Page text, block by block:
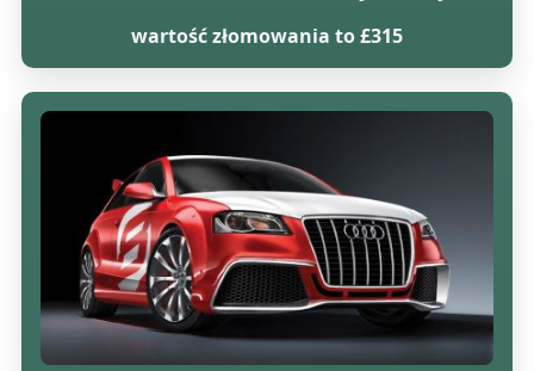
wartość złomowania to £315